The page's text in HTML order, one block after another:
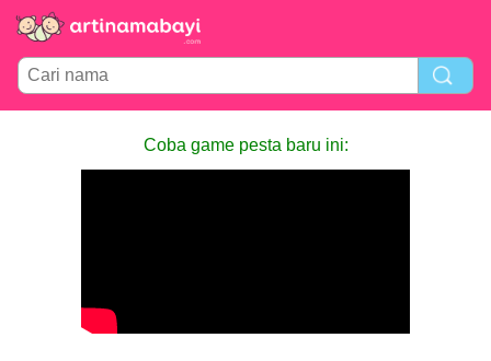
Coba game pesta baru ini: